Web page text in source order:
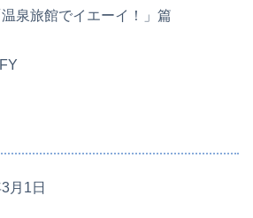
泉旅館でイエーイ！」篇
月1日